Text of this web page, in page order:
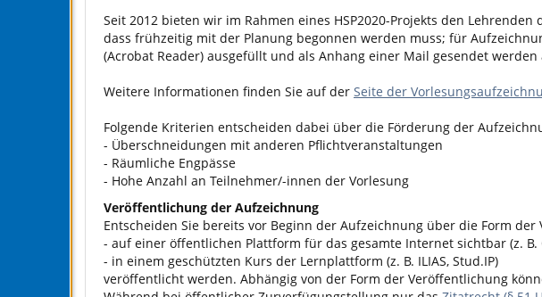
Seit 2012 bieten wir im Rahmen eines HSP2020-Projekts den
dass frühzeitig mit der Planung begonnen werden muss; für
(Acrobat Reader) ausgefüllt und als Anhang einer Mail gesendet werden
Weitere Informationen finden Sie auf der Seite der
Folgende Kriterien entscheiden dabei über die Förderung der
- Überschneidungen mit anderen Pflichtveranstaltungen
- Räumliche Engpässe
- Hohe Anzahl an Teilnehmer/-innen der Vorlesung
Veröffentlichung der Aufzeichnung
Entscheiden Sie bereits vor Beginn der Aufzeichnung über die Form der
- auf einer öffentlichen Plattform für das gesamte Internet sichtbar (z. B.
- in einem geschützten Kurs der Lernplattform (z. B. ILIAS, Stud.IP)
veröffentlicht werden. Abhängig von der Form der Veröffentlichung